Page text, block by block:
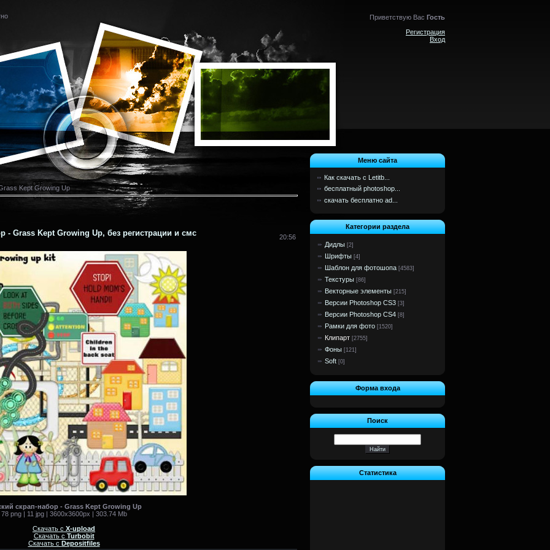
Приветствую Вас Гость
Регистрация
Вход
Kept Growing Up
- Grass Kept Growing Up, без регистрации и смс 20:56
скрап-набор - Grass Kept Growing Up
78 png | 11 jpg | 3600x3600px | 303.74 Mb
Скачать с X-upload
Скачать с Turbobit
Скачать с Depositfiles
Меню сайта
Как скачать с Letitb...
бесплатный photoshop...
скачать бесплатно ad...
Категории раздела
Дидлы [2]
Шрифты [4]
Шаблон для фотошопа [4583]
Текстуры [86]
Векторные элементы [215]
Версии Photoshop CS3 [3]
Версии Photoshop CS4 [8]
Рамки для фото [1520]
Клипарт [2755]
Фоны [121]
Soft [0]
Форма входа
Поиск
Статистика